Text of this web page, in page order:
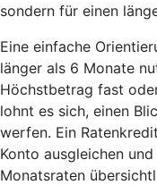
sondern für einen
Eine einfache
länger als 6 Monate
Höchstbetrag fast
lohnt es sich, einen
werfen. Ein
Konto ausgleichen
Monatsraten